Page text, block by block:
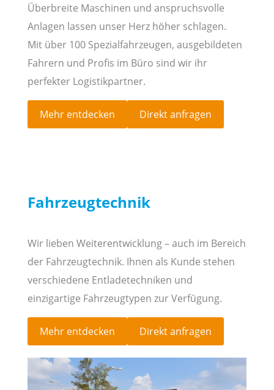
Überbreite Maschinen und anspruchsvolle
Anlagen lassen unser Herz höher schlagen.
Mit über 100 Spezialfahrzeugen, ausgebildeten
Fahrern und Profis im Büro sind wir ihr
perfekter Logistikpartner.
Mehr entdecken Direkt anfragen
Fahrzeugtechnik
Wir lieben Weiterentwicklung – auch im Bereich
der Fahrzeugtechnik. Ihnen als Kunde stehen
verschiedene Entladetechniken und
einzigartige Fahrzeugtypen zur Verfügung.
Mehr entdecken Direkt anfragen